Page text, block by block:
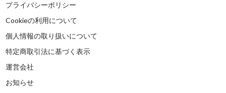
プライバシーポリシー
Cookieの利用について
個人情報の取り扱いについて
特定商取引法に基づく表示
運営会社
お知らせ